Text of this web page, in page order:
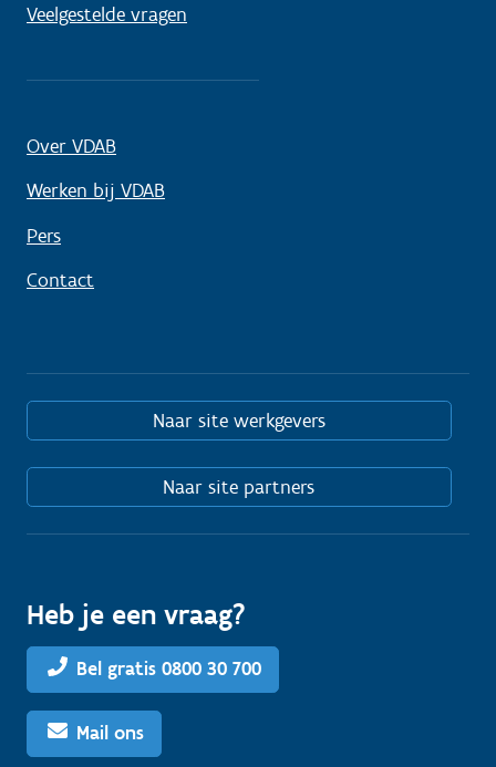
Veelgestelde vragen
Over VDAB
Werken bij VDAB
Pers
Contact
Naar site werkgevers
Naar site partners
Heb je een vraag?
Bel gratis 0800 30 700
Mail ons